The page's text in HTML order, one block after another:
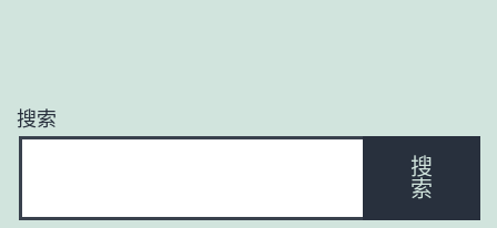
搜索
搜
索